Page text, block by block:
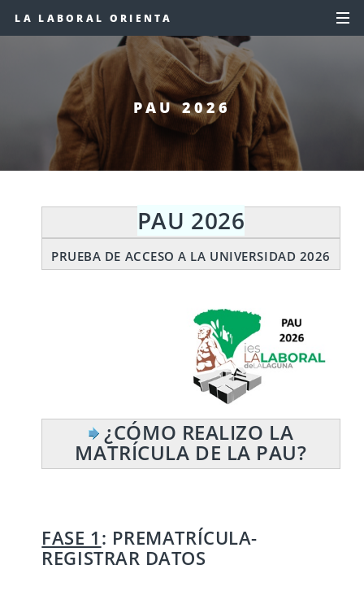
LA LABORAL ORIENTA
PAU 2026
PAU 2026
PRUEBA DE ACCESO A LA UNIVERSIDAD 2026
¿CÓMO REALIZO LA
MATRÍCULA DE LA PAU?
FASE 1 : PREMATRÍCULA-
REGISTRAR DATOS